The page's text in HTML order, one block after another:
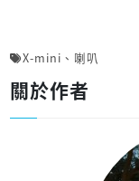
X-mini 、 喇叭
關於作者